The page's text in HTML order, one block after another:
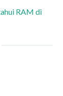
RAM di